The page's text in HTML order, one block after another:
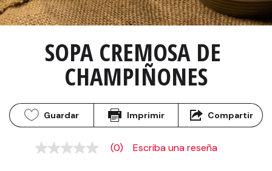
SOPA CREMOSA DE
CHAMPIÑONES
Guardar Imprimir Compartir
Sin
(0) Escriba una reseña